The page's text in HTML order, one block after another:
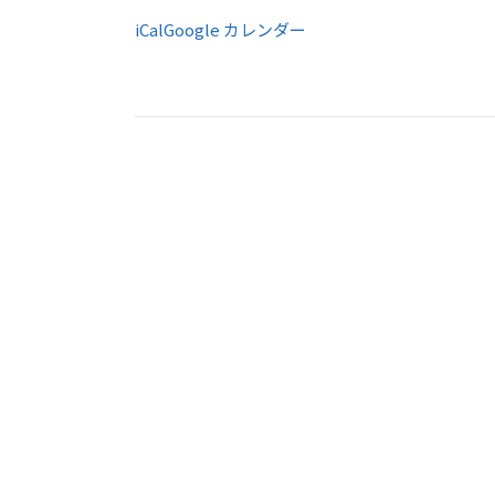
ン
iCalGoogle カレンダー